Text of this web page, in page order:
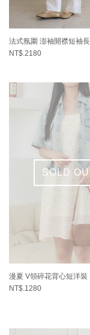
法式氛圍 澎袖開襟短袖
NT$.2180
SOLD OUT
漫夏 V領碎花背心短洋裝
NT$.1280